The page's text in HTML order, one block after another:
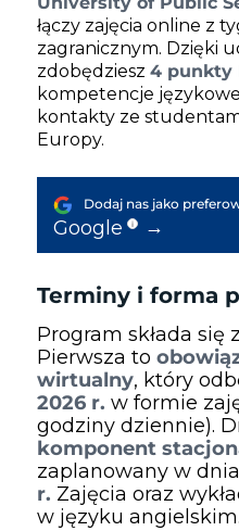
łączy zajęcia online z
zagranicznym. Dzięki
zdobędziesz 4 punkty
kompetencje
kontakty ze
Europy.
Dodaj nas jako
Google i →
Terminy i forma
Program składa się
Pierwsza to
wirtualny, który
2026 r. w formie
godziny dziennie).
komponent
zaplanowany w
r. Zajęcia oraz
w języku angielskim.